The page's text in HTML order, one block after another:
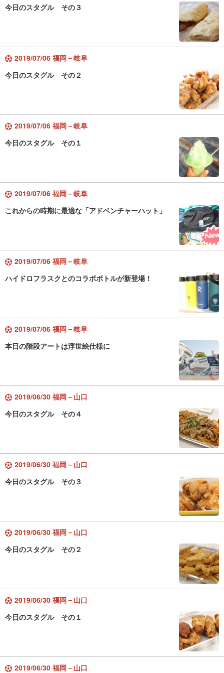
今日のスタグル その３
2019/07/06 福岡－岐阜
今日のスタグル その２
2019/07/06 福岡－岐阜
今日のスタグル その１
2019/07/06 福岡－岐阜
これからの時期に最適な「アドベンチャーハット」
2019/07/06 福岡－岐阜
ハイドロフラスクとのコラボボトルが新登場！
2019/07/06 福岡－岐阜
本日の階段アートは浮世絵仕様に
2019/06/30 福岡－山口
今日のスタグル その４
2019/06/30 福岡－山口
今日のスタグル その３
2019/06/30 福岡－山口
今日のスタグル その２
2019/06/30 福岡－山口
今日のスタグル その１
2019/06/30 福岡－山口